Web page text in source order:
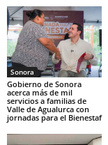
Sonora
Gobierno de Sonora
acerca más de mil
servicios a familias de
Valle de Agualurca con
jornadas para el Bienestaf